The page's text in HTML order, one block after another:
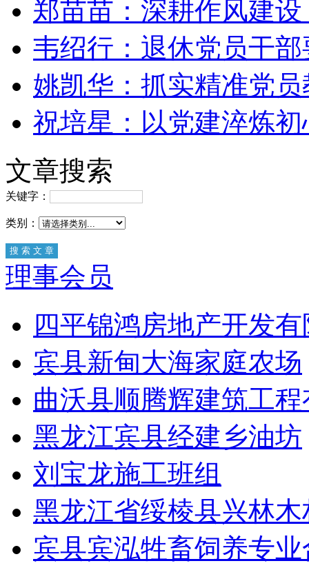
郑苗苗：深耕作风建
韦绍行：退休党员干
姚凯华：抓实精准党
祝培星：以党建淬炼
文章搜索
关键字：
类别：
理事会员
四平锦鸿房地产开发
宾县新甸大海家庭农场
曲沃县顺腾辉建筑工
黑龙江宾县经建乡油坊
刘宝龙施工班组
黑龙江省绥棱县兴林
宾县宾泓牲畜饲养专